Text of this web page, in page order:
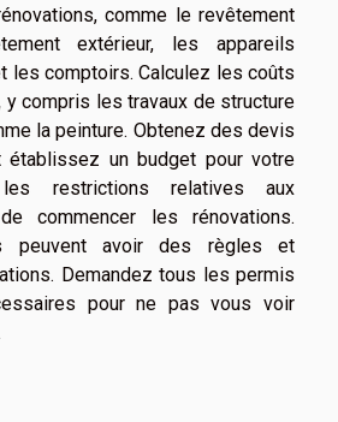
comme le revêtement
extérieur, les appareils
les comptoirs. Calculez les coûts
y compris les travaux de structure
la peinture. Obtenez des devis
établissez un budget pour votre
restrictions relatives aux
commencer les rénovations.
peuvent avoir des règles et
Demandez tous les permis
pour ne pas vous voir